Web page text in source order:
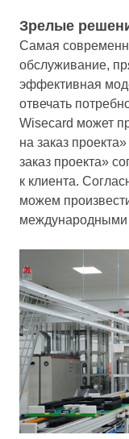
Зрелые
Самая
обслуживание,
эффективная
отвечать
Wisecard может
на заказ
заказ проекта»
к клиента.
можем
международными